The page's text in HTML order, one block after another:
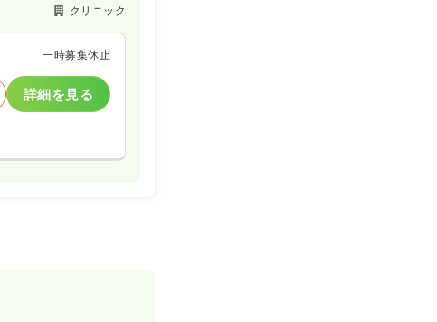
クリニック
一時募集休止
詳細を見る